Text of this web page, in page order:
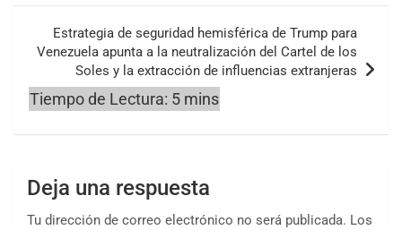
Estrategia de seguridad hemisférica de Trump para
Venezuela apunta a la neutralización del Cartel de los
Soles y la extracción de influencias extranjeras
Deja una respuesta
Tu dirección de correo electrónico no será publicada. Los